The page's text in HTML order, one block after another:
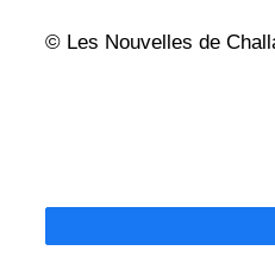
© Les Nouvelles de